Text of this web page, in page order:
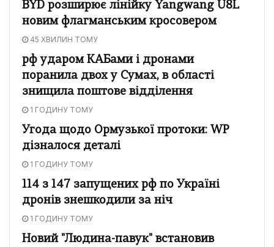
BYD розширює лінійку Yangwang U8L
новим флагманським кросовером
45 ХВИЛИН ТОМУ
рф ударом КАБами і дронами
поранила двох у Сумах, в області
знищила поштове відділення
1 ГОДИНУ ТОМУ
Угода щодо Ормузької протоки: WP
дізналося деталі
1 ГОДИНУ ТОМУ
114 з 147 запущених рф по Україні
дронів знешкодили за ніч
1 ГОДИНУ ТОМУ
Новий "Людина-павук" встановив